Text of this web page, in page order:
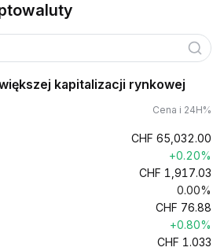
kapitalizacji rynkowej
Cena i 24H%
CHF 65,032.00
+0.20%
CHF 1,917.03
0.00%
CHF 76.88
+0.80%
CHF 1.033